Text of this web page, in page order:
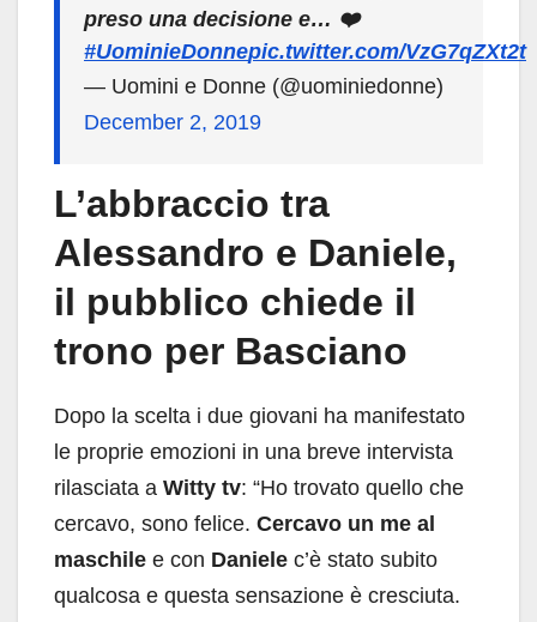
preso una decisione e… ❤️
#UominieDonnepic.twitter.com/VzG7qZXt2t
— Uomini e Donne (@uominiedonne)
December 2, 2019
L’abbraccio tra
Alessandro e Daniele,
il pubblico chiede il
trono per Basciano
Dopo la scelta i due giovani ha manifestato
le proprie emozioni in una breve intervista
rilasciata a Witty tv: “Ho trovato quello che
cercavo, sono felice. Cercavo un me al
maschile e con Daniele c’è stato subito
qualcosa e questa sensazione è cresciuta.